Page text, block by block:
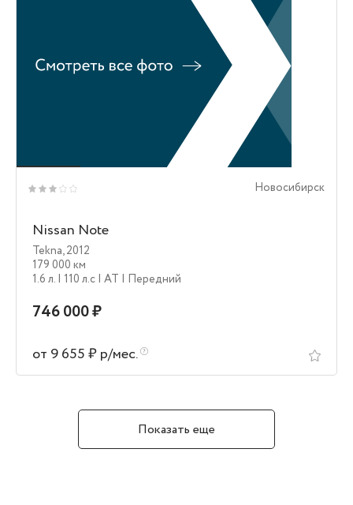
Новосибирск
Nissan Note
Tekna,2012
179 000 км
1.6 л. | 110 л.c | AT | Передний
746 000 ₽
от 9 655 ₽ р/мес.
Показать еще